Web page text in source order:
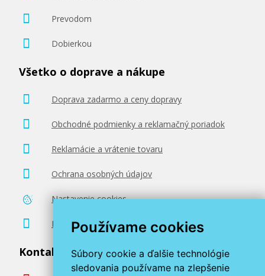
Používame cookies
Súbory cookie a ďalšie technológie
sledovania používame na zlepšenie
Prevodom
Dobierkou
Všetko o doprave a nákupe
Doprava zadarmo a ceny dopravy
Obchodné podmienky a reklamačný poriadok
Reklamácie a vrátenie tovaru
Ochrana osobných údajov
Nastavenie cookies
Poradenstvo zadarmo
Kontaktujte nás